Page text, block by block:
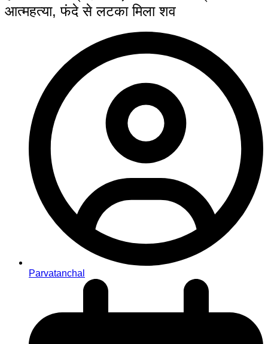
आत्महत्या, फंदे से लटका मिला शव
Parvatanchal